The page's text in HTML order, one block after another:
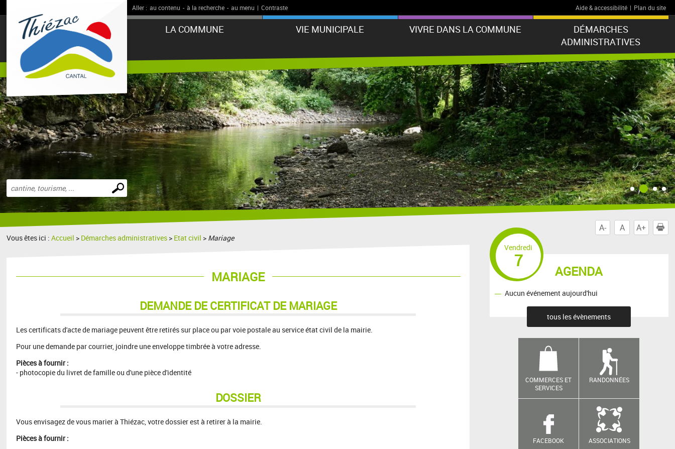
Aller : au contenu - à la recherche - au menu | Contraste Aide & accessibilité | Plan du site
LA COMMUNE VIE MUNICIPALE VIVRE DANS LA COMMUNE
DÉMARCHES
ADMINISTRATIVES
Effectuer
une
A- A A+
Vous êtes ici :Accueil > Démarches administratives > Etat civil > Mariage
MARIAGE
DEMANDE DE CERTIFICAT DE MARIAGE
Les certificats d'acte de mariage peuvent être retirés sur place ou par voie postale au service état civil de la mairie.
Pour une demande par courrier, joindre une enveloppe timbrée à votre adresse.
Pièces à fournir :
- photocopie du livret de famille ou d'une pièce d'identité
DOSSIER
Vous envisagez de vous marier à Thiézac, votre dossier est à retirer à la mairie.
Pièces à fournir :
AGENDA
Vendredi
7
Aucun événement aujourd'hui
tous les évènements
COMMERCES ET
SERVICES
RANDONNÉES
FACEBOOK ASSOCIATIONS